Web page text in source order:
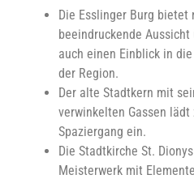
Die Esslinger Burg bietet
beeindruckende
auch einen Einblick in
der Region.
Der alte Stadtkern mit
verwinkelten Gassen
Spaziergang ein.
Die Stadtkirche St.
Meisterwerk mit